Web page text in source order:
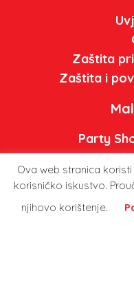
Zaštita
Zaštita i
Party
Ante
Tel:
Ova web stranica
korisničko iskustvo.
njihovo korištenje.